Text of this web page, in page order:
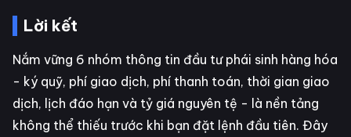
Lời kết
Nắm vững 6 nhóm thông tin đầu tư phái sinh hàng hóa
- ký quỹ, phí giao dịch, phí thanh toán, thời gian giao
dịch, lịch đáo hạn và tỷ giá nguyên tệ - là nền tảng
không thể thiếu trước khi bạn đặt lệnh đầu tiên. Đây